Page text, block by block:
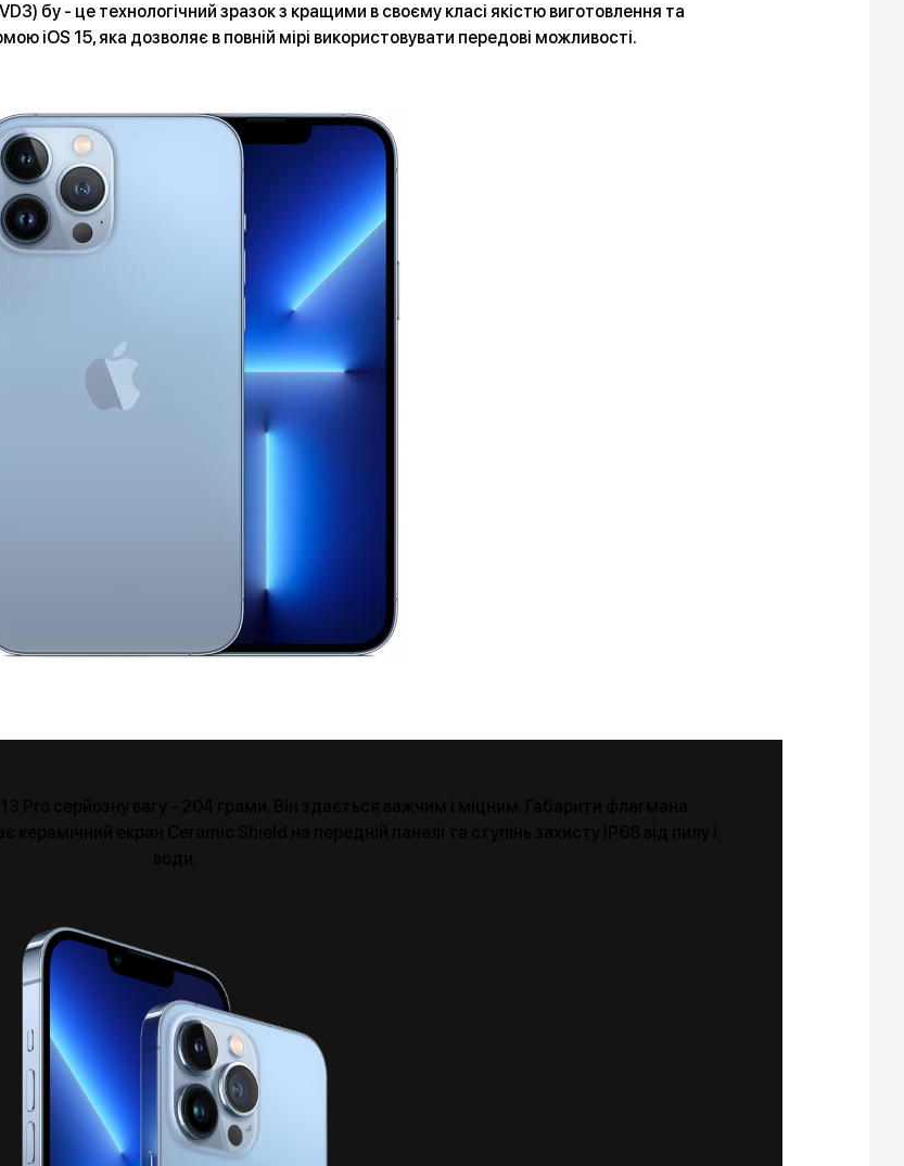
бу - це технологічний зразок з кращими в своєму класі якістю виготовлення та
iOS 15, яка дозволяє в повній мірі використовувати передові можливості.